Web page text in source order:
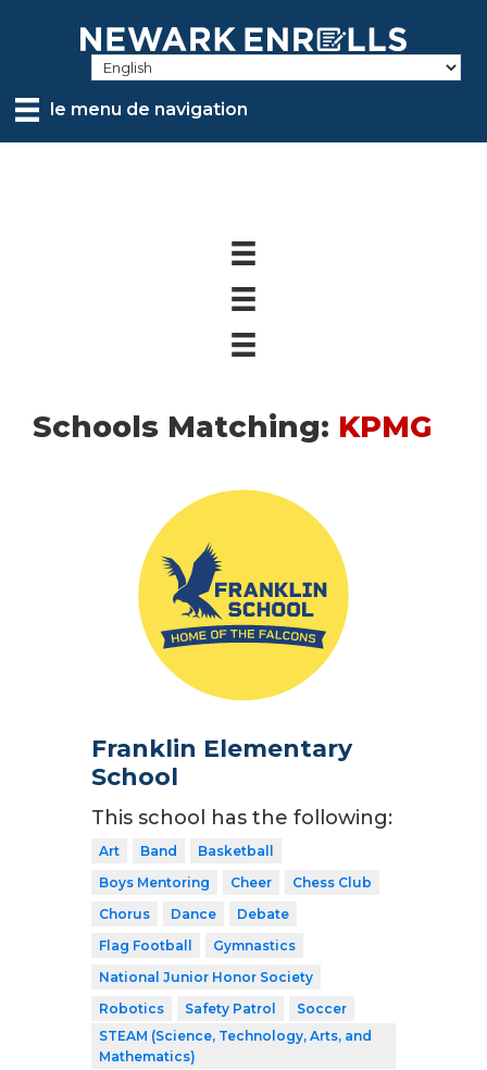
contentle menu de navigation
Schools Matching: KPMG
Franklin Elementary
School
This school has the following:
Art Band
Basketball
Boys Mentoring
Cheer
Chess Club
Chorus
Dance
Debate
Flag Football
Gymnastics
National Junior Honor Society
Robotics
Safety Patrol
Soccer
STEAM (Science, Technology, Arts, and
Mathematics)